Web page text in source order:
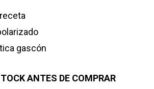
$130,000.00.
gascón
ANTES DE COMPRAR